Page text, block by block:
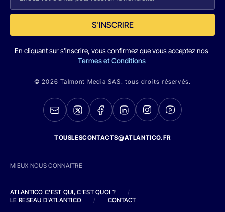
S'INSCRIRE
En cliquant sur s'inscrire, vous confirmez que vous acceptez nos
Termes et Conditions
© 2026 Talmont Media SAS. tous droits réservés.
TOUSLESCONTACTS@ATLANTICO.FR
MIEUX NOUS CONNAITRE
ATLANTICO C'EST QUI, C'EST QUOI ?
/
LE RESEAU D'ATLANTICO
/ CONTACT